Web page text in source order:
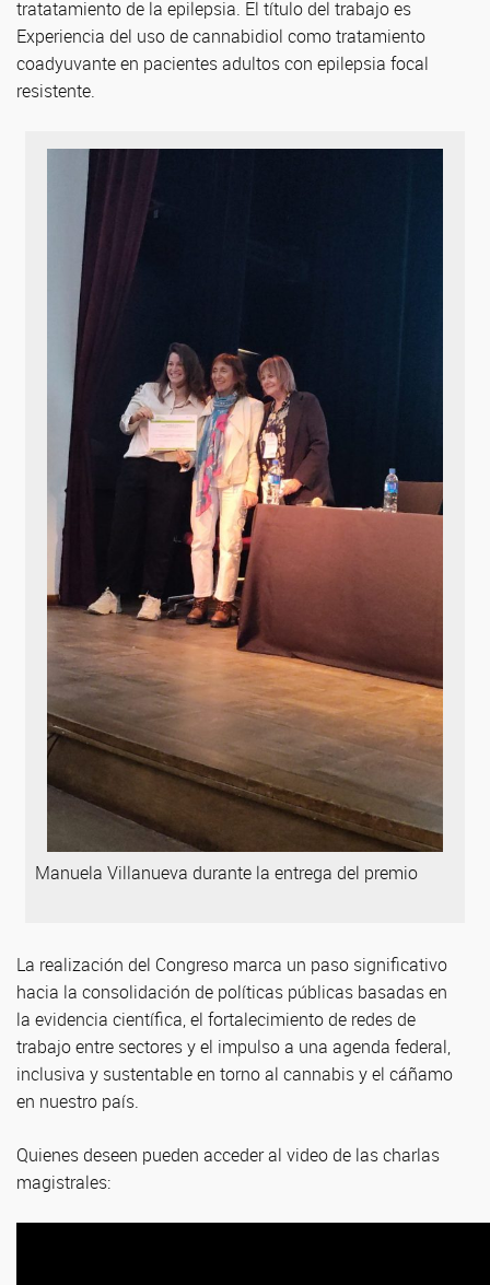
tratatamiento de la epilepsia. El título del trabajo es
Experiencia del uso de cannabidiol como tratamiento
coadyuvante en pacientes adultos con epilepsia focal
resistente.
Manuela Villanueva durante la entrega del premio
La realización del Congreso marca un paso significativo
hacia la consolidación de políticas públicas basadas en
la evidencia científica, el fortalecimiento de redes de
trabajo entre sectores y el impulso a una agenda federal,
inclusiva y sustentable en torno al cannabis y el cáñamo
en nuestro país.
Quienes deseen pueden acceder al video de las charlas
magistrales: